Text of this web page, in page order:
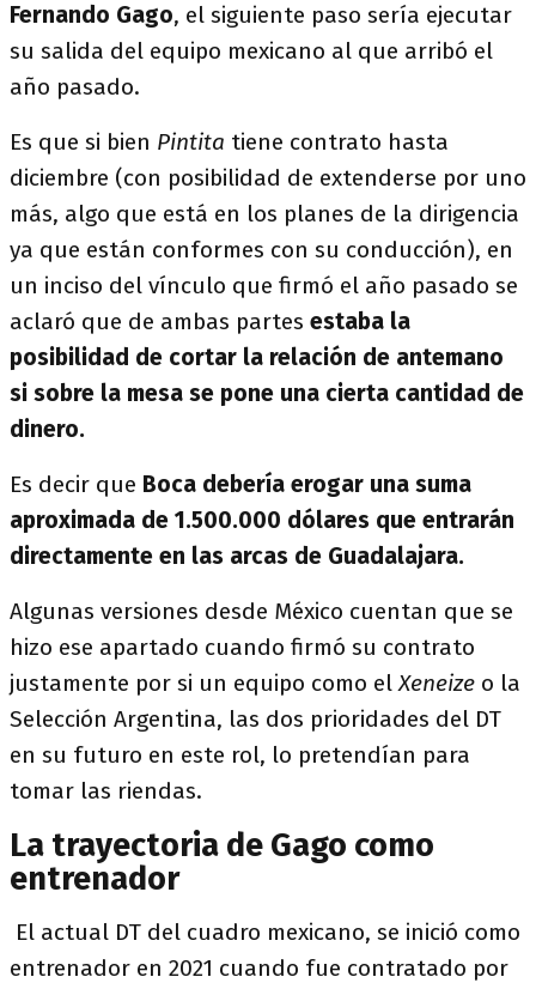
Fernando Gago, el siguiente paso sería ejecutar
su salida del equipo mexicano al que arribó el
año pasado.
Es que si bien Pintita tiene contrato hasta
diciembre (con posibilidad de extenderse por uno
más, algo que está en los planes de la dirigencia
ya que están conformes con su conducción), en
un inciso del vínculo que firmó el año pasado se
aclaró que de ambas partes estaba la
posibilidad de cortar la relación de antemano
si sobre la mesa se pone una cierta cantidad de
dinero.
Es decir que Boca debería erogar una suma
aproximada de 1.500.000 dólares que entrarán
directamente en las arcas de Guadalajara.
Algunas versiones desde México cuentan que se
hizo ese apartado cuando firmó su contrato
justamente por si un equipo como elXeneize o la
Selección Argentina, las dos prioridades del DT
en su futuro en este rol, lo pretendían para
tomar las riendas.
La trayectoria de Gago como
entrenador
El actual DT del cuadro mexicano, se inició como
entrenador en 2021 cuando fue contratado por